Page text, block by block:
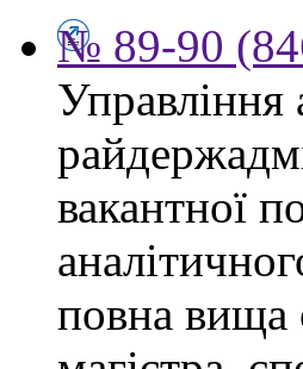
№ 89-90
Управління
вакантної
повна вища